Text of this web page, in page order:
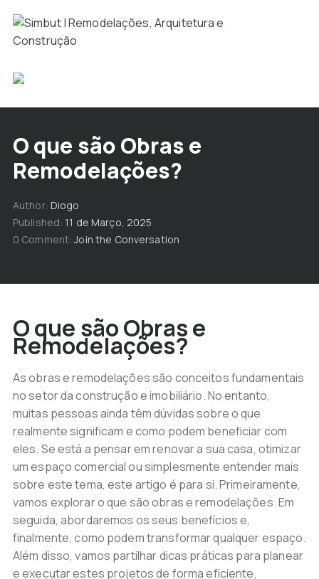
O que são Obras e
Remodelações?
Author Diogo
Published 11 de Março, 2025
0 Comment Join the Conversation
O que são Obras e
Remodelações?
As obras e remodelações são conceitos fundamentais
no setor da construção e imobiliário. No entanto,
muitas pessoas ainda têm dúvidas sobre o que
realmente significam e como podem beneficiar com
eles. Se está a pensar em renovar a sua casa, otimizar
um espaço comercial ou simplesmente entender mais
sobre este tema, este artigo é para si. Primeiramente,
vamos explorar o que são obras e remodelações. Em
seguida, abordaremos os seus benefícios e,
finalmente, como podem transformar qualquer espaço.
Além disso, vamos partilhar dicas práticas para planear
e executar estes projetos de forma eficiente,